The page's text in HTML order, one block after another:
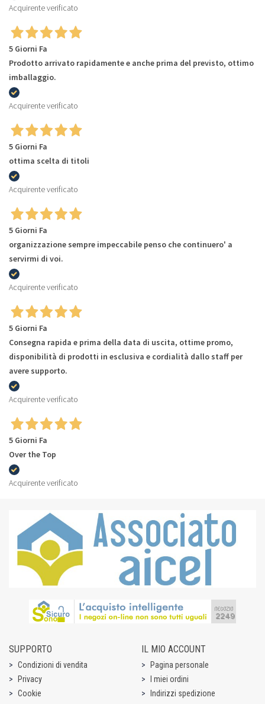
Acquirente verificato
5 Giorni Fa
Prodotto arrivato rapidamente e anche prima del previsto, ottimo
imballaggio.
Acquirente verificato
5 Giorni Fa
ottima scelta di titoli
Acquirente verificato
5 Giorni Fa
organizzazione sempre impeccabile penso che continuero' a
servirmi di voi.
Acquirente verificato
5 Giorni Fa
Consegna rapida e prima della data di uscita, ottime promo,
disponibilità di prodotti in esclusiva e cordialità dallo staff per
avere supporto.
Acquirente verificato
5 Giorni Fa
Over the Top
Acquirente verificato
SUPPORTO
Condizioni di vendita
Privacy
Cookie
IL MIO ACCOUNT
Pagina personale
I miei ordini
Indirizzi spedizione